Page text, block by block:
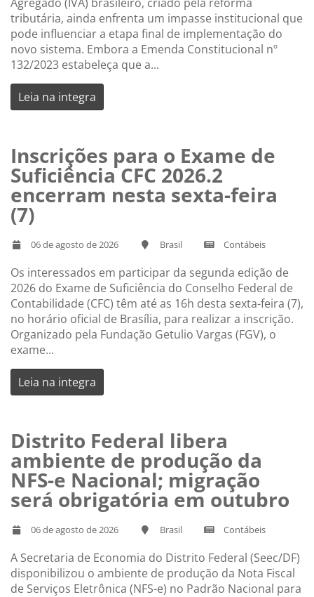
tributária, ainda enfrenta um impasse institucional que
pode influenciar a etapa final de implementação do
novo sistema. Embora a Emenda Constitucional nº
132/2023 estabeleça que a...
Leia na integra
Inscrições para o Exame de
Suficiência CFC 2026.2
encerram nesta sexta-feira
(7)
06 de agosto de 2026 Brasil Contábeis
Os interessados em participar da segunda edição de
2026 do Exame de Suficiência do Conselho Federal de
Contabilidade (CFC) têm até as 16h desta sexta-feira (7),
no horário oficial de Brasília, para realizar a inscrição.
Organizado pela Fundação Getulio Vargas (FGV), o
exame...
Leia na integra
Distrito Federal libera
ambiente de produção da
NFS-e Nacional; migração
será obrigatória em outubro
06 de agosto de 2026 Brasil Contábeis
A Secretaria de Economia do Distrito Federal (Seec/DF)
disponibilizou o ambiente de produção da Nota Fiscal
de Serviços Eletrônica (NFS-e) no Padrão Nacional para